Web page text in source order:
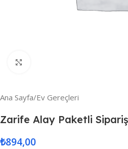
Ana Sayfa/Ev Gereçleri
Zarife Alay Paketli
₺894,00